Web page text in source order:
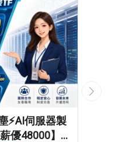
⚡AI伺服器製
優48000】